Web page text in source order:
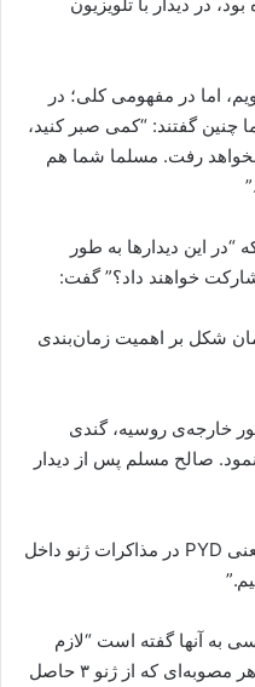
اما در مفهومی کلی؛ در
چنین گفتند: “کمی صبر کنید،
رفت. مسلما شما هم
این دیدارها بە طور
همان شکل بر اهمیت زمان‌بندی
خارجەی روسیە، گندی
صالح مسلم پس از دیدار
“در این دیدار هیأت روسی گفتند ما یعنی PYD در مذاکرات ژنو داخل
بە آنها گفتە است “لازم
است کردها در ژنو ٣ شرکت کنند، و هر مصوبەای کە از ژنو ٣ حاصل